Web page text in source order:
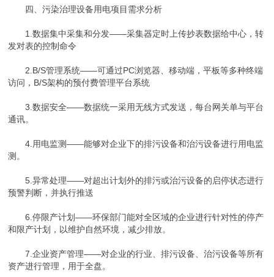
四、污染治理设备用电项目需求分析
1.数据集中采集和分发——采集器定时上传抄表数据给中心，转
发对表的控制命令
2.B/S管理系统——可通过PC浏览器、移动端，平板等多种终端
访问，B/S架构的预付费管理平台系统
3.数据安全——数据统一采用无线方式发送，每台网关单与平台
通讯。
4.用电监测——能够对企业下的排污设备和治污设备进行用电监
测。
5.异常处理——对超出计划外的排污或治污设备的启停状态进行
预警判断，并执行推送
6.停限产计划——环保部门能对全区域的企业进行针对性的停产
和限产计划，以维护自然环境，减少排放。
7.企业资产管理——对企业的行业、排污设备、治污设备等所有
资产进行管理，用于全盘。